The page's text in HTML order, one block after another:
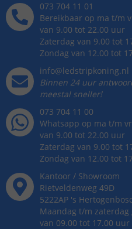
073 704 11 01
Bereikbaar op ma t/m
van 9.00 tot 22.00 uur
Zaterdag van 9.00 tot
Zondag van 12.00 tot
info@ledstripkoning.nl
Binnen 24 uur
meestal sneller!
073 704 11 00
Whatsapp op ma t/m vr
van 9.00 tot 22.00 uur
Zaterdag van 9.00 tot
Zondag van 12.00 tot
Kantoor / Showroom
Rietveldenweg 49D
5222AP 's
Maandag t/m zaterdag
van 09.00 tot 17.00 uur